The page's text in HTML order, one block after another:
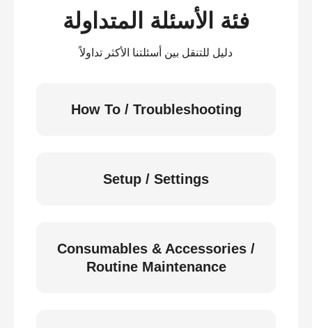
فئة الأسئلة المتداولة
دليل للتنقل بين أسئلتنا الأكثر تداولاً
How To / Troubleshooting
Setup / Settings
Consumables & Accessories /
Routine Maintenance